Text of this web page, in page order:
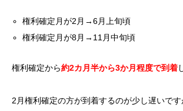
権利確定月が2月→6月上旬頃
権利確定月が8月→11月中旬頃
権利確定から約2カ月半から3か月程度で到着
2月権利確定の方が到着するのが少し遅いです